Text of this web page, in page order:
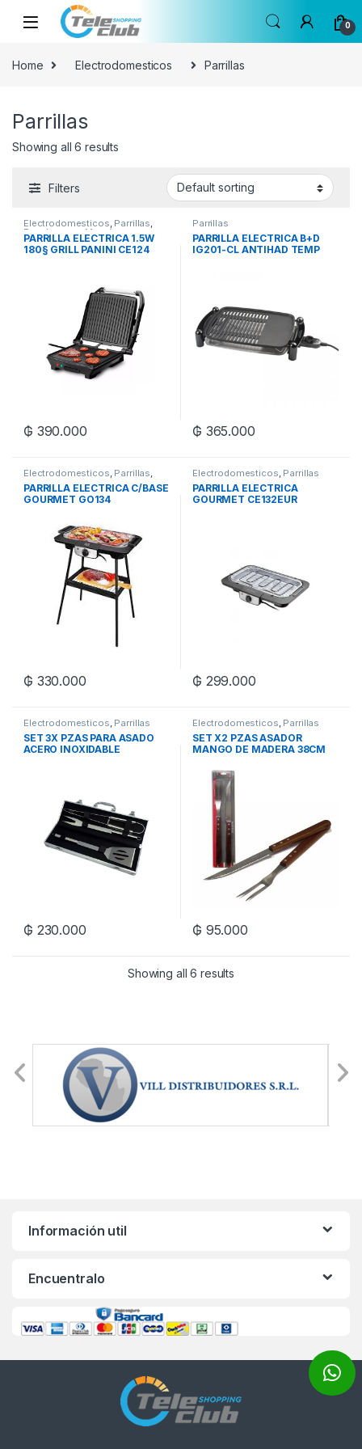
Skip to navigation
Skip to content
0
Home Electrodomesticos Parrillas
Parrillas
Showing all 6 results
Filters
Electrodomesticos, Parrillas,
Regalos para Mamá
PARRILLA ELECTRICA 1.5W
180§ GRILL PANINI CE124
₲ 390.000
Parrillas
PARRILLA ELECTRICA B+D
IG201-CL ANTIHAD TEMP
₲ 365.000
Electrodomesticos, Parrillas,
Regalos para Mamá
PARRILLA ELECTRICA C/BASE
GOURMET GO134
₲ 330.000
Electrodomesticos, Parrillas
PARRILLA ELECTRICA
GOURMET CE132EUR
₲ 299.000
Electrodomesticos Parrillas
SET 3X PZAS PARA ASADO
ACERO INOXIDABLE
₲ 230.000
Electrodomesticos Parrillas
SET X2 PZAS ASADOR
MANGO DE MADERA 38CM
₲ 95.000
Showing all 6 results
Información util
Encuentralo